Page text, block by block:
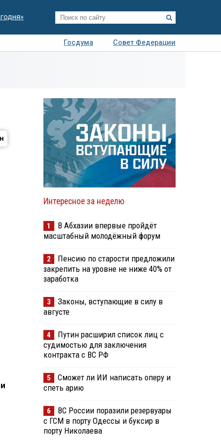
Госдума
Совет Федерации
Интересное за неделю
1
В Абхазии впервые пройдёт
масштабный молодёжный форум
2
Пенсию по старости предложили
закрепить на уровне не ниже 40% от
заработка
3
Законы, вступающие в силу в
августе
4
Путин расширил список лиц с
судимостью для заключения
контракта с ВС РФ
5
Сможет ли ИИ написать оперу и
спеть арию
6
ВС России поразили резервуары
с ГСМ в порту Одессы и буксир в
порту Николаева